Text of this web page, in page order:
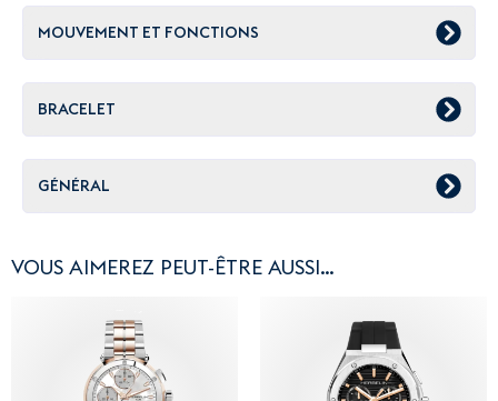
MOUVEMENT ET FONCTIONS
BRACELET
GÉNÉRAL
VOUS AIMEREZ PEUT-ÊTRE AUSSI…